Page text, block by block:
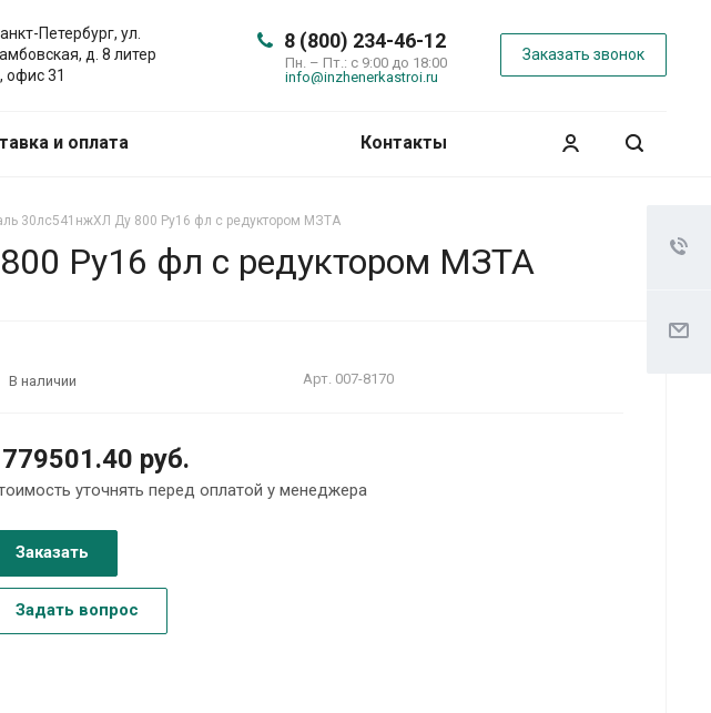
8 (800) 234-46-12
Пн. – Пт.: с 9:00 до 18:00
info@inzhenerkastroi.ru
Заказать звонок
Петербург, ул.
д. 8 литер
офис 31
и оплата Контакты
30лс541нжХЛ Ду 800 Ру16 фл с редуктором МЗТА
Ру16 фл с редуктором МЗТА
В наличии Арт. 007-8170
руб.
уточнять перед оплатой у менеджера
Заказать
Задать вопрос